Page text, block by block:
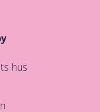
hus